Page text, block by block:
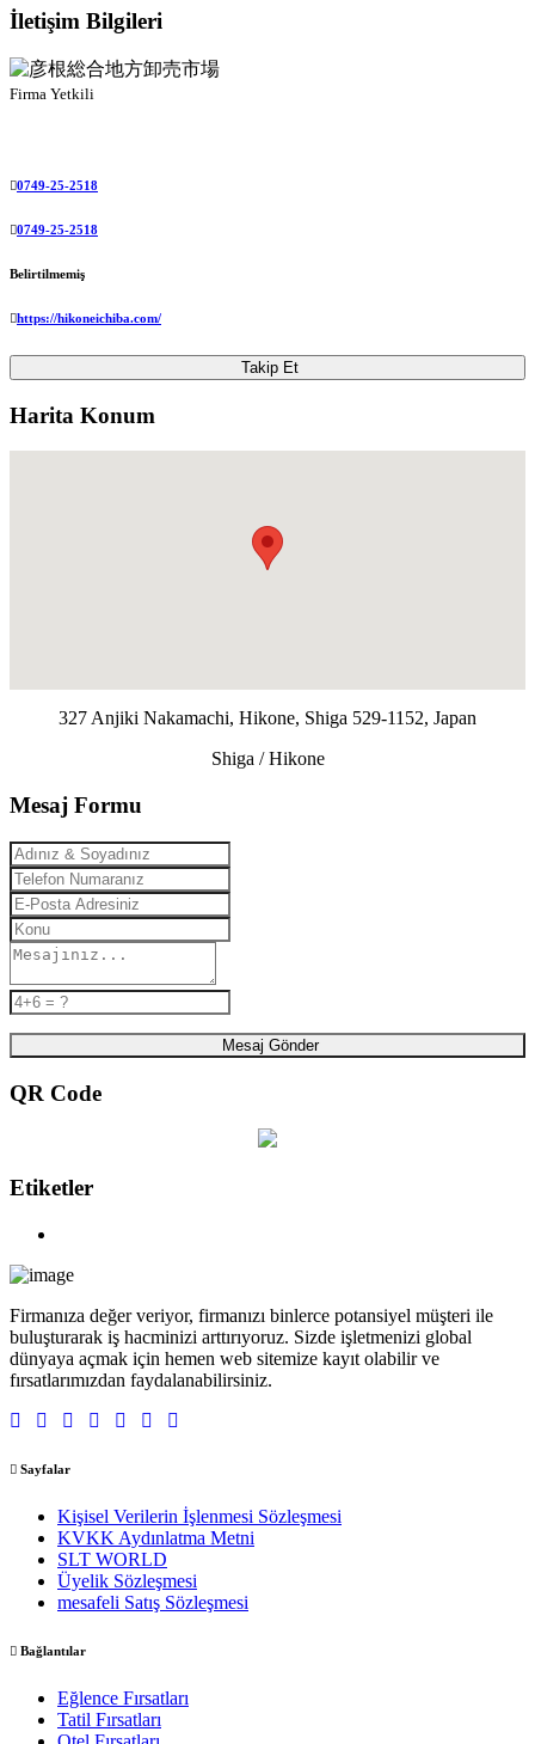
İletişim Bilgileri
Firma Yetkili
0749-25-2518
0749-25-2518
Belirtilmemiş
https://hikoneichiba.com/
Takip Et
Harita Konum
327 Anjiki Nakamachi, Hikone, Shiga 529-1152, Japan
Shiga / Hikone
Mesaj Formu
Mesaj Gönder
QR Code
Etiketler
Firmanıza değer veriyor, firmanızı binlerce potansiyel müşteri ile
buluşturarak iş hacminizi arttırıyoruz. Sizde işletmenizi global
dünyaya açmak için hemen web sitemize kayıt olabilir ve
fırsatlarımızdan faydalanabilirsiniz.
Sayfalar
Kişisel Verilerin İşlenmesi Sözleşmesi
KVKK Aydınlatma Metni
SLT WORLD
Üyelik Sözleşmesi
mesafeli Satış Sözleşmesi
Bağlantılar
Eğlence Fırsatları
Tatil Fırsatları